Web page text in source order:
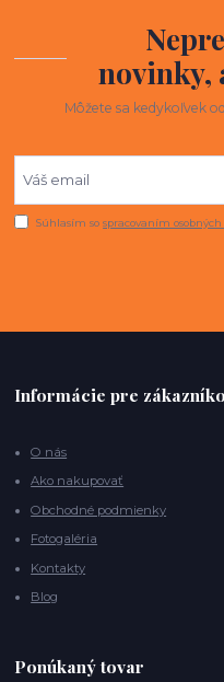
novinky,
Môžete sa kedykoľvek
Súhlasím sospracovaním
Informácie pre
O nás
Ako nakupovať
Obchodné podmienky
Fotogaléria
Kontakty
Blog
Ponúkaný tovar